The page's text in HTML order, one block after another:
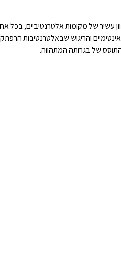
עשיר של מקומות אלטרנטיביים,
והריגוש שבאלטרנטיבות
של בגרותה המתהווה.